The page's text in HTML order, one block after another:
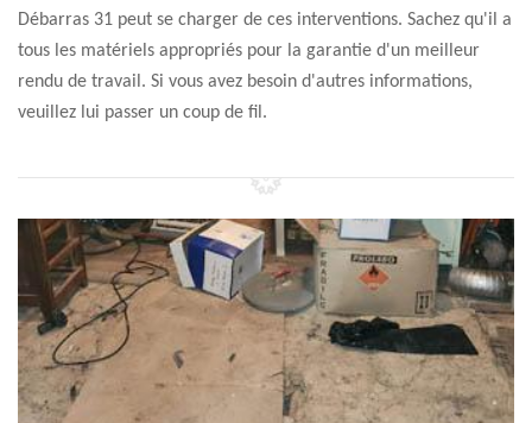
Débarras 31 peut se charger de ces interventions. Sachez qu'il a
tous les matériels appropriés pour la garantie d'un meilleur
rendu de travail. Si vous avez besoin d'autres informations,
veuillez lui passer un coup de fil.